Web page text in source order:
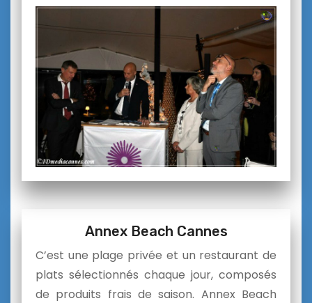
Annex Beach Cannes
C’est une plage privée et un restaurant de
plats sélectionnés chaque jour, composés
de produits frais de saison. Annex Beach